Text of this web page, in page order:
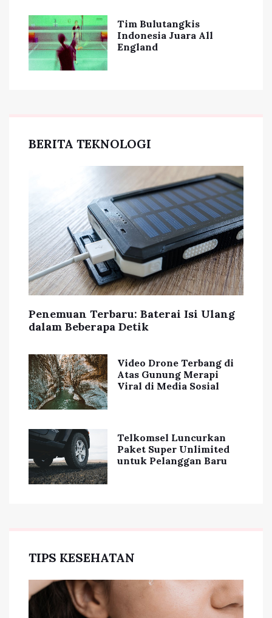
Tim Bulutangkis
Indonesia Juara All
England
BERITA TEKNOLOGI
Penemuan Terbaru: Baterai Isi Ulang
dalam Beberapa Detik
Video Drone Terbang di
Atas Gunung Merapi
Viral di Media Sosial
Telkomsel Luncurkan
Paket Super Unlimited
untuk Pelanggan Baru
TIPS KESEHATAN